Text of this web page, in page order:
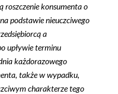
roszczenie konsumenta o
podstawie nieuczciwego
a
upływie terminu
każdorazowego
także w wypadku,
charakterze tego